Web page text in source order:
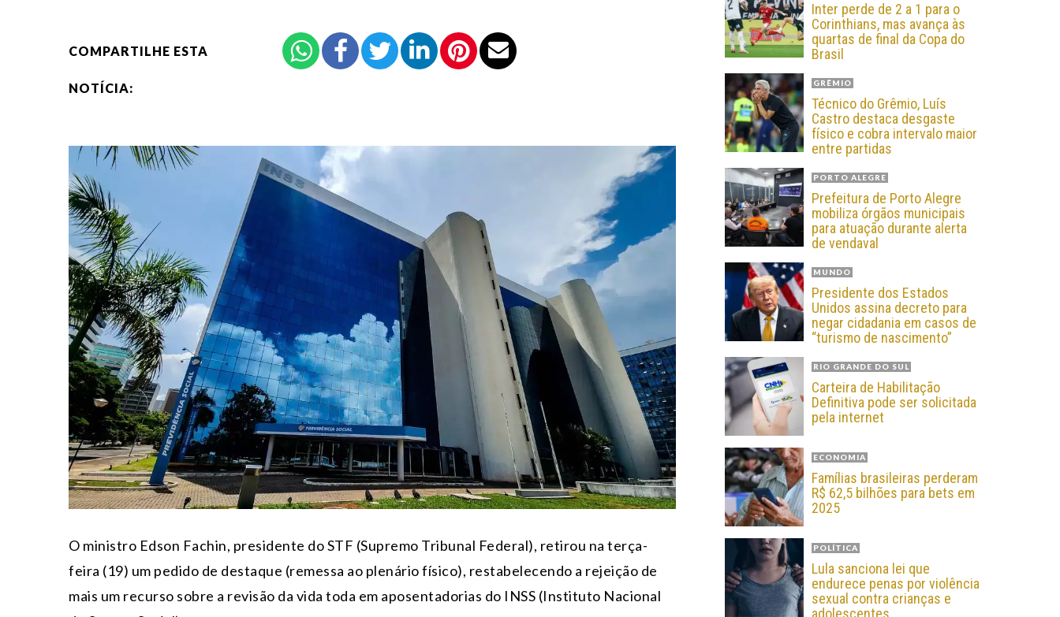
COMPARTILHE ESTA
NOTÍCIA:
O ministro Edson Fachin, presidente do STF (Supremo Tribunal Federal), retirou na terça-
feira (19) um pedido de destaque (remessa ao plenário físico), restabelecendo a rejeição de
mais um recurso sobre a revisão da vida toda em aposentadorias do INSS (Instituto Nacional
Inter perde de 2 a 1 para o
Corinthians, mas avança às
quartas de final da Copa do
Brasil
GRÊMIO
Técnico do Grêmio, Luís
Castro destaca desgaste
físico e cobra intervalo maior
entre partidas
PORTO ALEGRE
Prefeitura de Porto Alegre
mobiliza órgãos municipais
para atuação durante alerta
de vendaval
MUNDO
Presidente dos Estados
Unidos assina decreto para
negar cidadania em casos de
“turismo de nascimento”
RIO GRANDE DO SUL
Carteira de Habilitação
Definitiva pode ser solicitada
pela internet
ECONOMIA
Famílias brasileiras perderam
R$ 62,5 bilhões para bets em
2025
POLÍTICA
Lula sanciona lei que
endurece penas por violência
sexual contra crianças e
adolescentes